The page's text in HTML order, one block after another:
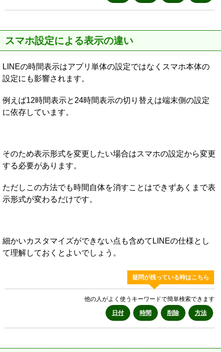
スマホ設定による表示の違い
LINEの時間表示はアプリ単体の設定ではなくスマホ本体の
設定にも影響されます。
例えば12時間表示と24時間表示の切り替えは端末側の設定
に依存しています。
そのため表示形式を変更したい場合はスマホの設定から変更
する必要があります。
ただしこの方法でも時間自体を消すことはできずあくまで表
示形式が変わるだけです。
細かいカスタマイズができない点も含めてLINEの仕様とし
て理解しておくとよいでしょう。
疑問が残っている時はこちら
他の人がよく使うキーワードで簡単検索できます
日付
時間 削除 方法